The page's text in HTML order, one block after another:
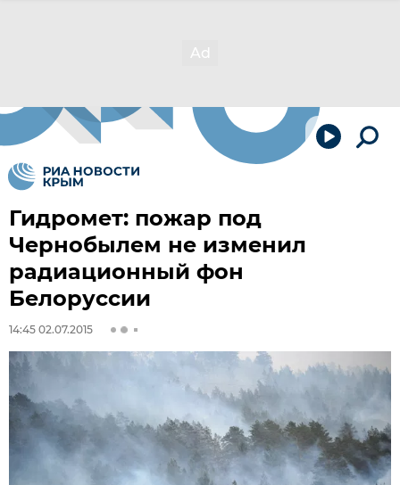
Гидромет: пожар под
Чернобылем не изменил
радиационный фон
Белоруссии
14:45 02.07.2015